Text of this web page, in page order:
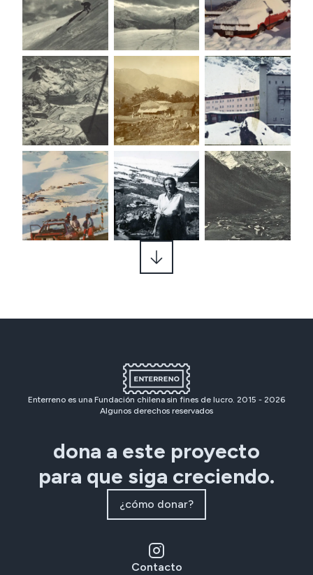
Enterreno es una Fundación chilena sin fines de lucro. 2015 - 2026
Algunos derechos reservados
dona a este proyecto
para que siga creciendo.
¿cómo donar?
Contacto